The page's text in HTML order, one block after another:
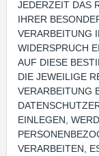
JEDERZEIT DAS
IHRER
VERARBEITUNG
WIDERSPRUCH
AUF DIESE
DIE JEWEILIGE
VERARBEITUNG
EINLEGEN,
VERARBEITEN,